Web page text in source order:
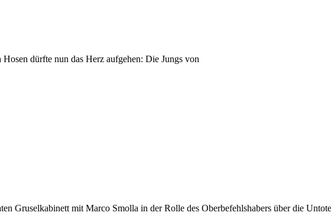
dürfte nun das Herz aufgehen: Die Jungs von
Gruselkabinett mit Marco Smolla in der Rolle des Oberbefehlshabers über die